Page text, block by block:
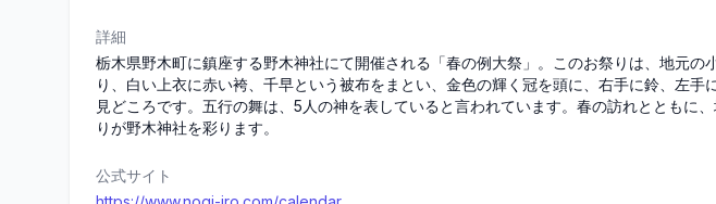
詳細
栃木県野木町に鎮座する野木神社にて開催される「春の例大祭」。このお祭りは、地元の
り、白い上衣に赤い袴、千早という被布をまとい、金色の輝く冠を頭に、右手に鈴、左手
見どころです。五行の舞は、5人の神を表していると言われています。春の訪れとともに
りが野木神社を彩ります。
公式サイト